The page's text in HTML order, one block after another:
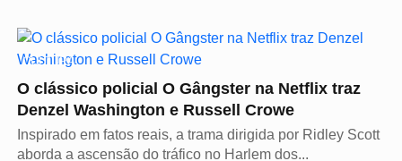
CULTURA
O clássico policial O Gângster na Netflix traz
Denzel Washington e Russell Crowe
Inspirado em fatos reais, a trama dirigida por Ridley Scott
aborda a ascensão do tráfico no Harlem dos...